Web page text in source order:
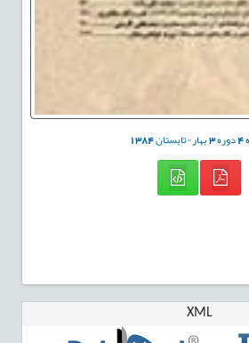
4دوره3بهار-تابستان1384
XML